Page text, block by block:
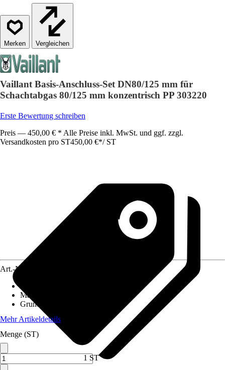
Vergleichen
Vaillant Basis-Anschluss-Set DN80/125 mm für
Schachtabgas 80/125 mm konzentrisch PP 303220
Erste Bewertung schreiben
Preis — 450,00 € * Alle Preise inkl. MwSt. und ggf. zzgl.
Versandkosten pro ST450,00 €*/ ST
Art.-Nr.
Material
Grundfarbe
Mehr Artikeldetails
Menge (ST)
1 ST